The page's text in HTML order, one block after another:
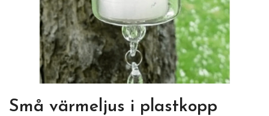
Små värmeljus i plastkopp